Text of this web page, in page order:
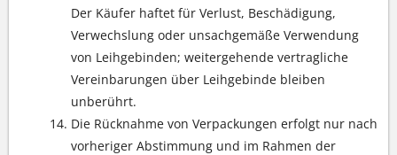
Der Käufer haftet für Verlust, Beschädigung,
Verwechslung oder unsachgemäße Verwendung
von Leihgebinden; weitergehende vertragliche
Vereinbarungen über Leihgebinde bleiben
unberührt.
Die Rücknahme von Verpackungen erfolgt nur nach
vorheriger Abstimmung und im Rahmen der